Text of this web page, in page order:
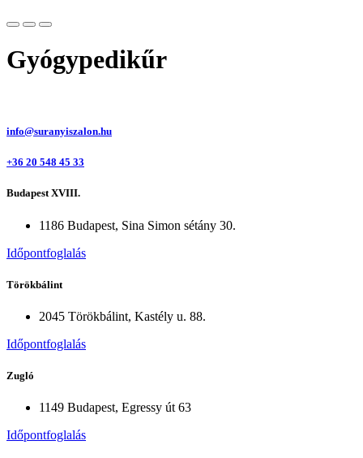
Gyógypedikűr
info@suranyiszalon.hu
+36 20 548 45 33
Budapest XVIII.
1186 Budapest, Sina Simon sétány 30.
Időpontfoglalás
Törökbálint
2045 Törökbálint, Kastély u. 88.
Időpontfoglalás
Zugló
1149 Budapest, Egressy út 63
Időpontfoglalás